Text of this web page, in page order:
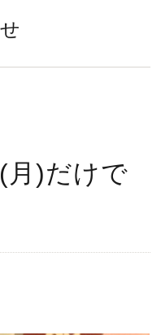
月)だけで